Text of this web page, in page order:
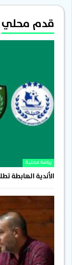
قدم محلي
رياضة محلية
الأندية الهابطة